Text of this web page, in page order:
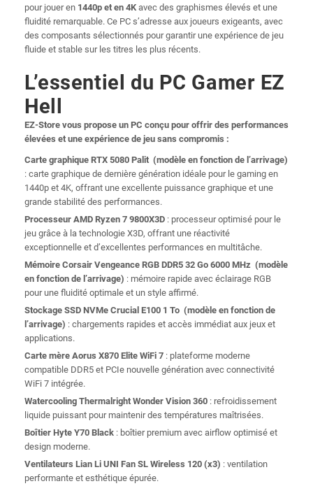
pour jouer en 1440p et en 4K avec des graphismes élevés et une
fluidité remarquable. Ce PC s’adresse aux joueurs exigeants, avec
des composants sélectionnés pour garantir une expérience de jeu
fluide et stable sur les titres les plus récents.
L’essentiel du PC Gamer EZ
Hell
EZ-Store vous propose un PC conçu pour offrir des performances
élevées et une expérience de jeu sans compromis :
Carte graphique RTX 5080 Palit (modèle en fonction de l’arrivage)
: carte graphique de dernière génération idéale pour le gaming en
1440p et 4K, offrant une excellente puissance graphique et une
grande stabilité des performances.
Processeur AMD Ryzen 7 9800X3D : processeur optimisé pour le
jeu grâce à la technologie X3D, offrant une réactivité
exceptionnelle et d’excellentes performances en multitâche.
Mémoire Corsair Vengeance RGB DDR5 32 Go 6000 MHz (modèle
en fonction de l’arrivage) : mémoire rapide avec éclairage RGB
pour une fluidité optimale et un style affirmé.
Stockage SSD NVMe Crucial E100 1 To (modèle en fonction de
l’arrivage) : chargements rapides et accès immédiat aux jeux et
applications.
Carte mère Aorus X870 Elite WiFi 7 : plateforme moderne
compatible DDR5 et PCIe nouvelle génération avec connectivité
WiFi 7 intégrée.
Watercooling Thermalright Wonder Vision 360 : refroidissement
liquide puissant pour maintenir des températures maîtrisées.
Boîtier Hyte Y70 Black : boîtier premium avec airflow optimisé et
design moderne.
Ventilateurs Lian Li UNI Fan SL Wireless 120 (x3) : ventilation
performante et esthétique épurée.